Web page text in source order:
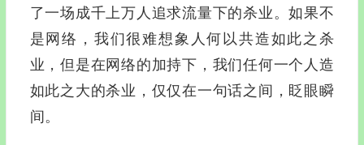
了一场成千上万人追求流量下的杀业。如果不
是网络，我们很难想象人何以共造如此之杀
业，但是在网络的加持下，我们任何一个人造
如此之大的杀业，仅仅在一句话之间，眨眼瞬
间。